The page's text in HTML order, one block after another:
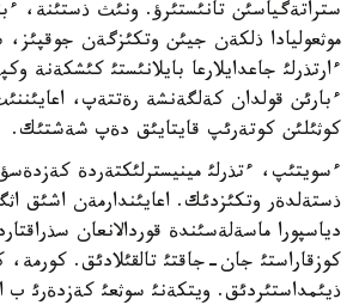
ستراتةگياسئن تانئستئرؤ. ونئث ذستئنة،
موثعوليادا ذلكةن جيئن وتكئزگةن
ءارتذرلئ جاعدايلارعا بايلانئستئ كئشكةنة
ءبارئن قولدان كةلگةنشة رةتتةپ،
كوثئلئن كوتةرئپ قايتايئق دةپ شةشتئك.
ءسويتئپ، ءتذرلئ مينيسترلئكتةردة
ذستةلدةر وتكئزدئك. اعايئندارمةن اشئق
دياسپورا ماسةلةسئندة قوردالانعان
كوزقاراستئ جان-جاقتئ تالقئلادئق.
ذيئمداستئردئق. ويتكةنئ سوثعئ كةزدةرئ